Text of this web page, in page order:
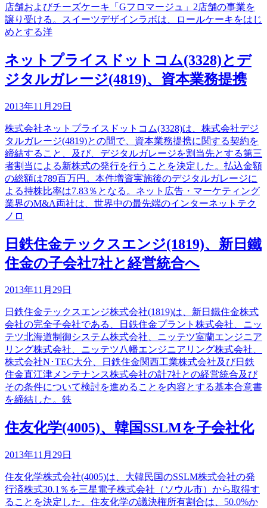
店舗およびチーズケーキ「Gフロマージュ」2店舗の事業を
譲り受ける。スイーツデザインラボは、ロールケーキをはじ
めとする洋
ネットプライスドットコム(3328)とデ
ジタルガレージ(4819)、資本業務提携
2013年11月29日
株式会社ネットプライスドットコム(3328)は、株式会社デジ
タルガレージ(4819)との間で、資本業務提携に関する契約を
締結すること、及び、デジタルガレージを割当先とする第三
者割当による新株式の発行を行うことを決定した。払込金額
の総額は789百万円。本件増資実施後のデジタルガレージに
よる持株比率は7.83％となる。ネット広告・マーケティング
業界のM&A両社は、世界中の最先端のインターネットテク
ノロ
日鉄住金テックスエンジ(1819)、新日鐵
住金の子会社7社と経営統合へ
2013年11月29日
日鉄住金テックスエンジ株式会社(1819)は、新日鐵住金株式
会社の完全子会社である、日鉄住金プラント株式会社、ニッ
テツ北海道制御システム株式会社、ニッテツ室蘭エンジニア
リング株式会社、ニッテツ八幡エンジニアリング株式会社、
株式会社N･TEC大分、日鉄住金関西工業株式会社及び日鉄
住金直江津メンテナンス株式会社の計7社との経営統合及び
その条件について検討を進めることを内容とする基本合意書
を締結した。鉄
住友化学(4005)、韓国SSLMを子会社化
2013年11月29日
住友化学株式会社(4005)は、大韓民国のSSLM株式会社の発
行済株式30.1％を三星電子株式会社（ソウル市）から取得す
ることを決定した。住友化学の議決権所有割合は、50.0%か